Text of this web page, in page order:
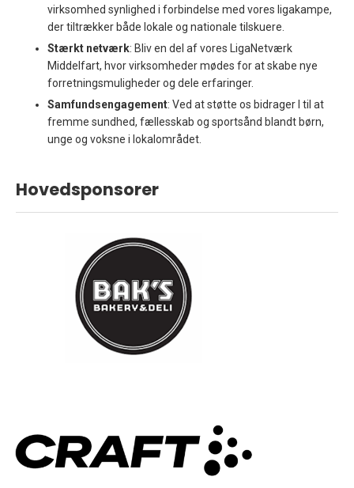
virksomhed synlighed i forbindelse med vores ligakampe,
der tiltrækker både lokale og nationale tilskuere.​
Stærkt netværk: Bliv en del af vores LigaNetværk
Middelfart, hvor virksomheder mødes for at skabe nye
forretningsmuligheder og dele erfaringer.​
Samfundsengagement: Ved at støtte os bidrager I til at
fremme sundhed, fællesskab og sportsånd blandt børn,
unge og voksne i lokalområdet.​
Hovedsponsorer